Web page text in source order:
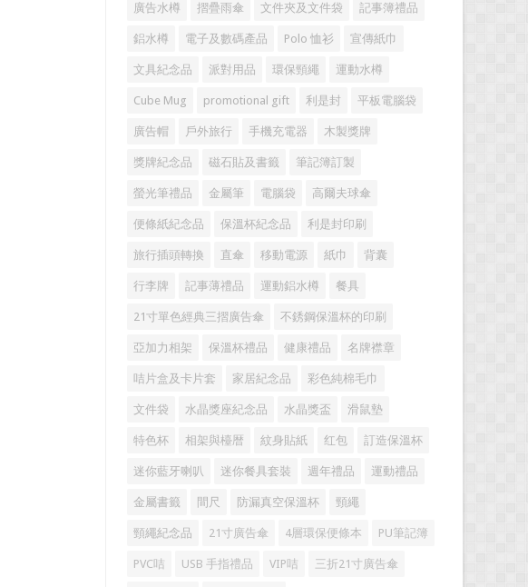
廣告水樽 摺疊雨傘 文件夾及文件袋 記事簿禮品
鋁水樽 電子及數碼產品 Polo 恤衫 宣傳紙巾
文具紀念品 派對用品 環保頸繩 運動水樽
Cube Mug promotional gift 利是封 平板電腦袋
廣告帽 戶外旅行 手機充電器 木製獎牌
獎牌紀念品 磁石貼及書籤 筆記簿訂製
螢光筆禮品 金屬筆 電腦袋 高爾夫球傘
便條紙紀念品 保溫杯紀念品 利是封印刷
旅行插頭轉換 直傘 移動電源 紙巾 背囊
行李牌 記事薄禮品 運動鋁水樽 餐具
21寸單色經典三摺廣告傘 不銹鋼保溫杯的印刷
亞加力相架 保溫杯禮品 健康禮品 名牌襟章
咭片盒及卡片套 家居紀念品 彩色純棉毛巾
文件袋 水晶獎座紀念品 水晶獎盃 滑鼠墊
特色杯 相架與檯暦 紋身貼紙 红包 訂造保溫杯
迷你藍牙喇叭 迷你餐具套裝 週年禮品 運動禮品
金屬書籤 間尺 防漏真空保溫杯 頸繩
頸繩紀念品 21寸廣告傘 4層環保便條本 PU筆記簿
PVC咭 USB 手指禮品 VIP咭 三折21寸廣告傘